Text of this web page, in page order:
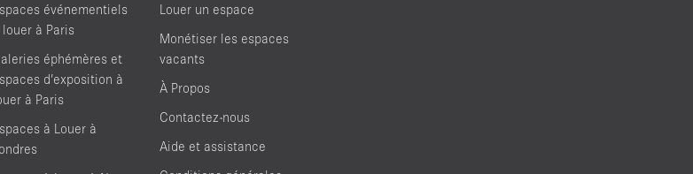
événementiels
louer à Paris
éphémères et
d’exposition à
à Paris
à Louer à
Louer un espace
Monétiser les espaces
vacants
À Propos
Contactez-nous
Aide et assistance